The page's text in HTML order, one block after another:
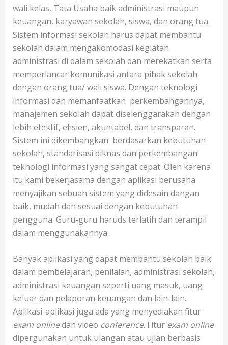
wali kelas, Tata Usaha baik administrasi maupun
keuangan, karyawan sekolah, siswa, dan orang tua.
Sistem informasi sekolah harus dapat membantu
sekolah dalam mengakomodasi kegiatan
administrasi di dalam sekolah dan merekatkan serta
memperlancar komunikasi antara pihak sekolah
dengan orang tua/ wali siswa. Dengan teknologi
informasi dan memanfaatkan perkembangannya,
manajemen sekolah dapat diselenggarakan dengan
lebih efektif, efisien, akuntabel, dan transparan.
Sistem ini dikembangkan berdasarkan kebutuhan
sekolah, standarisasi diknas dan perkembangan
teknologi informasi yang sangat cepat. Oleh karena
itu kami bekerjasama dengan aplikasi berusaha
menyajikan sebuah sistem yang didesain dangan
baik, mudah dan sesuai dengan kebutuhan
pengguna. Guru-guru haruds terlatih dan terampil
dalam menggunakannya.
Banyak aplikasi yang dapat membantu sekolah baik
dalam pembelajaran, penilaian, administrasi sekolah,
administrasi keuangan seperti uang masuk, uang
keluar dan pelaporan keuangan dan lain-lain.
Aplikasi-aplikasi juga ada yang menyediakan fitur
exam onlinedan video conference. Fitur exam online
dipergunakan untuk ulangan atau ujian berbasis